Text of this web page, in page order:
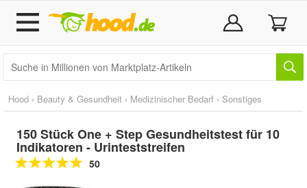
Hood › Beauty & Gesundheit › Medizinischer Bedarf › Sonstiges
150 Stück One + Step Gesundheitstest für 10
Indikatoren - Urinteststreifen
50